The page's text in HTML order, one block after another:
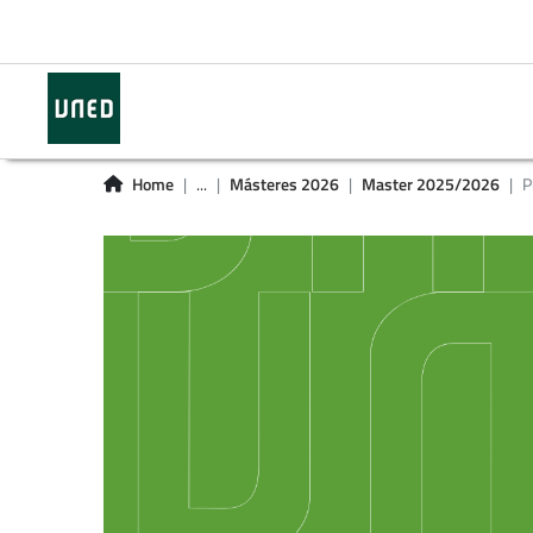
Home ... Másteres 2026 Master 2025/2026